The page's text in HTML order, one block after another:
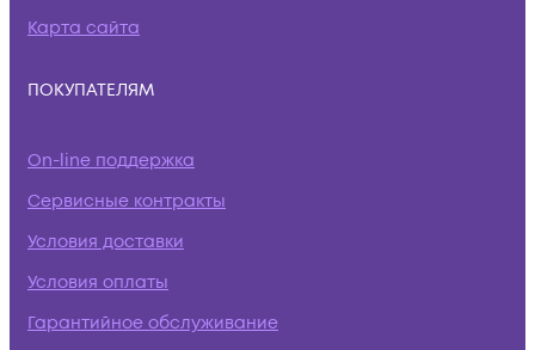
Карта сайта
ПОКУПАТЕЛЯМ
On-line поддержка
Сервисные контракты
Условия доставки
Условия оплаты
Гарантийное обслуживание